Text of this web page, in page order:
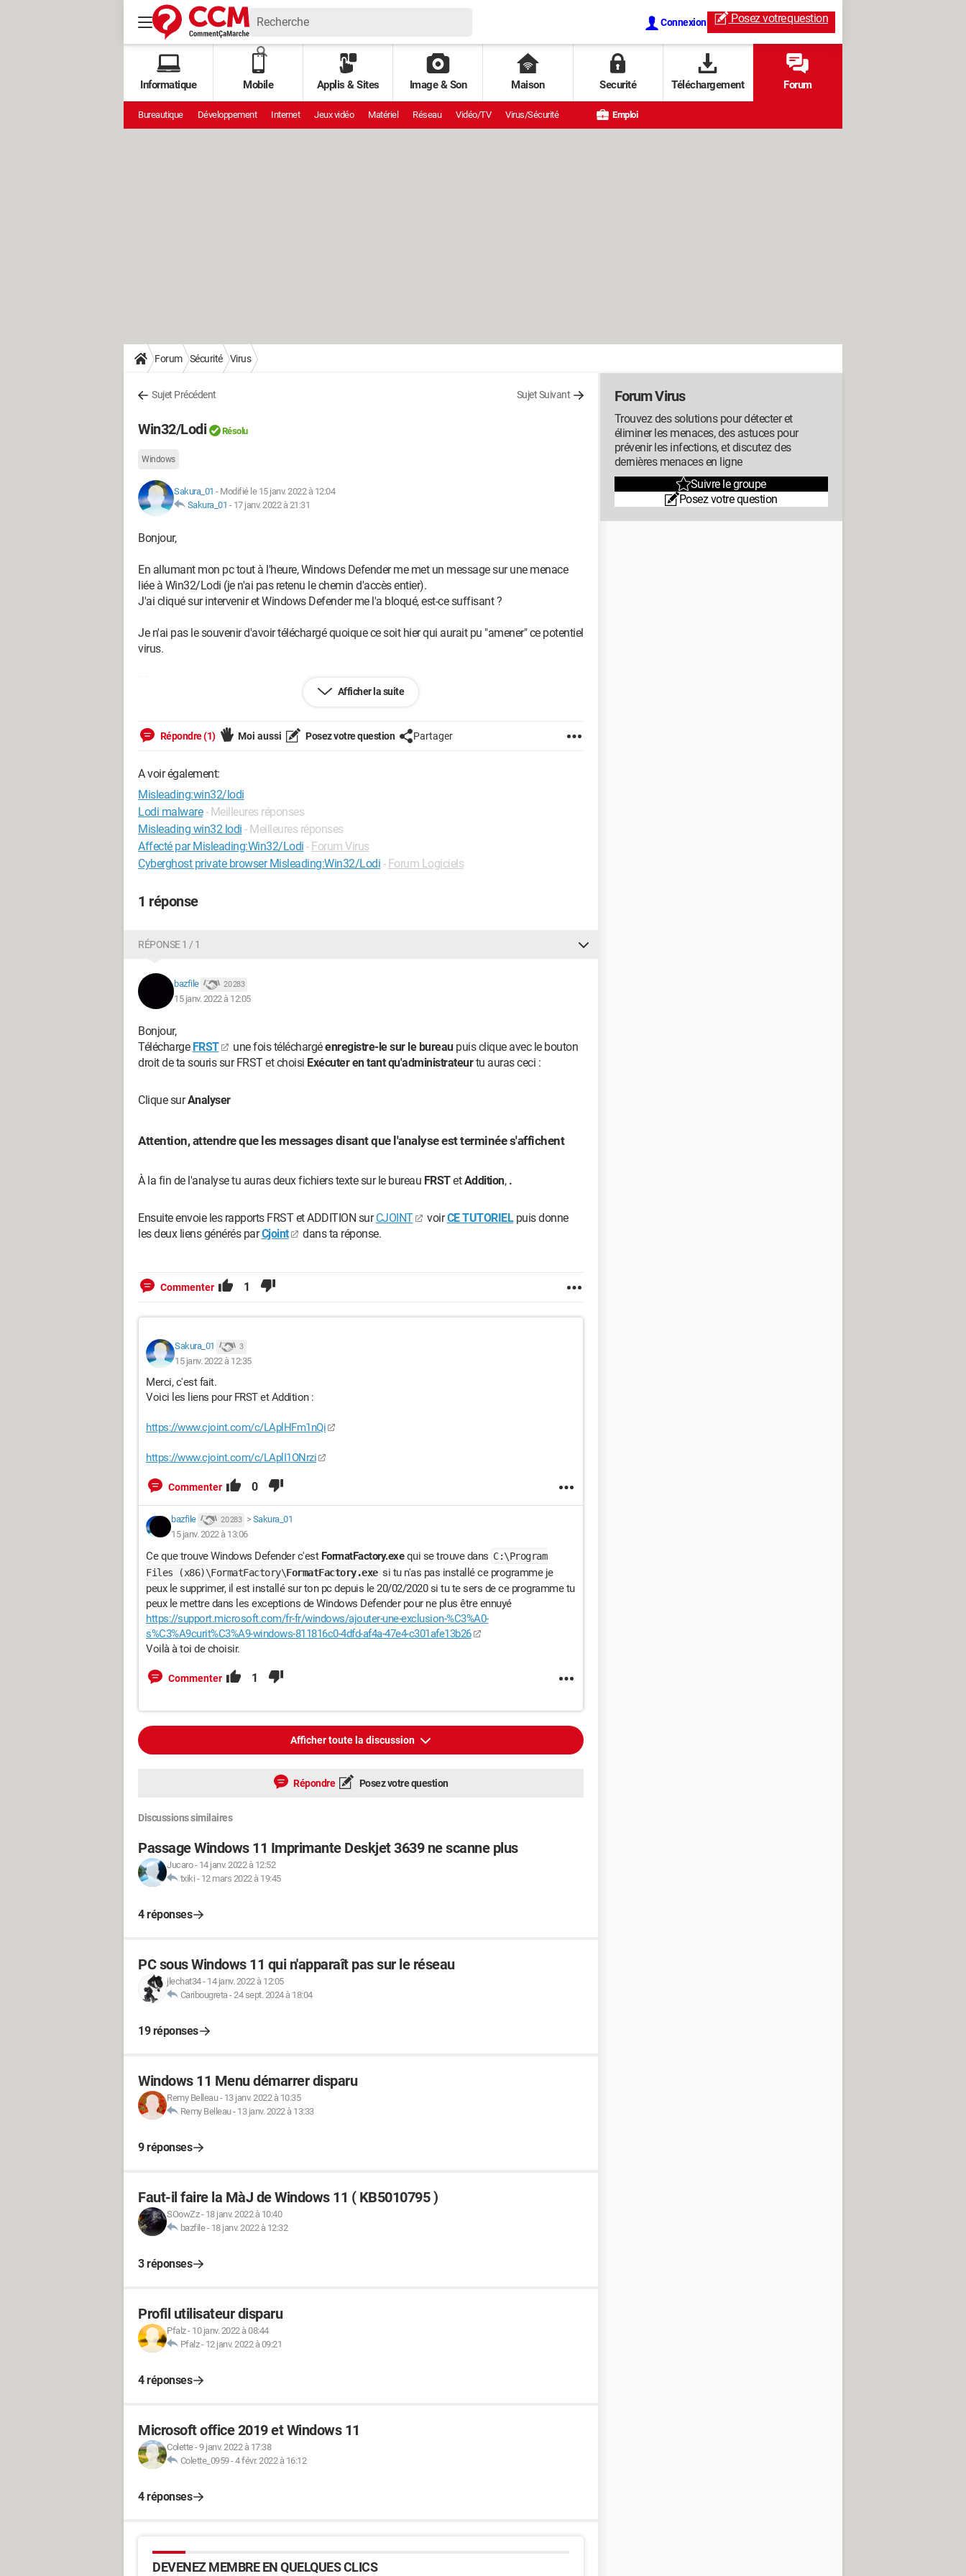
Connexion Posez votrequestion
Informatique Mobile Applis & Sites Image & Son Maison Securité Téléchargement Forum
Bureautique Développement Internet Jeux vidéo Matériel Réseau Vidéo/TV Virus/Sécurité Emploi
Forum Sécurité Virus
Sujet Précédent Sujet Suivant
Win32/Lodi Résolu
Windows
Sakura_01 - Modifié le 15 janv. 2022 à 12:04
Sakura_01 - 17 janv. 2022 à 21:31
Bonjour,
En allumant mon pc tout à l'heure, Windows Defender me met un message sur une menace
liée à Win32/Lodi (je n'ai pas retenu le chemin d'accès entier).
J'ai cliqué sur intervenir et Windows Defender me l'a bloqué, est-ce suffisant ?
Je n'ai pas le souvenir d'avoir téléchargé quoique ce soit hier qui aurait pu "amener" ce potentiel
virus.
Configuration:Windows / Firefox 96.0
Afficher la suite
Répondre (1) Moi aussi Posez votre question Partager
A voir également:
Misleading:win32/lodi
Lodi malware - Meilleures réponses
Misleading win32 lodi - Meilleures réponses
Affecté par Misleading:Win32/Lodi - Forum Virus
Cyberghost private browser Misleading:Win32/Lodi - Forum Logiciels
1 réponse
RÉPONSE 1 / 1
bazfile 20 283
15 janv. 2022 à 12:05
Bonjour,
Télécharge FRST une fois téléchargéenregistre-le sur le bureaupuis clique avec le bouton
droit de ta souris sur FRST et choisi Exécuter en tant qu'administrateurtu auras ceci :
Clique surAnalyser
Attention, attendre que les messages disant que l'analyse est terminée s'affichent
À la fin de l'analyse tu auras deux fichiers texte sur le bureau FRSTetAddition, .
Ensuite envoie les rapports FRST et ADDITION surCJOINT voirCE TUTORIELpuis donne
les deux liens générés parCjoint dans ta réponse.
Commenter 1
Sakura_01 3
15 janv. 2022 à 12:35
Merci, c'est fait.
Voici les liens pour FRST et Addition :
https://www.cjoint.com/c/LAplHFm1nQi
https://www.cjoint.com/c/LAplI1ONrzi
Commenter 0
bazfile 20 283 > Sakura_01
15 janv. 2022 à 13:06
Ce que trouve Windows Defender c'est FormatFactory.exequi se trouve dans C:\Program
Files (x86)\FormatFactory\FormatFactory.exe si tu n'as pas installé ce programme je
peux le supprimer, il est installé sur ton pc depuis le 20/02/2020 si tu te sers de ce programme tu
peux le mettre dans les exceptions de Windows Defender pour ne plus être ennuyé
https://support.microsoft.com/fr-fr/windows/ajouter-une-exclusion-%C3%A0-
s%C3%A9curit%C3%A9-windows-811816c0-4dfd-af4a-47e4-c301afe13b26
Voilà à toi de choisir.
Commenter 1
Afficher toute la discussion
Répondre Posez votre question
Discussions similaires
Passage Windows 11 Imprimante Deskjet 3639 ne scanne plus
Jucaro- 14 janv. 2022 à 12:52
txiki - 12 mars 2022 à 19:45
4 réponses
PC sous Windows 11 qui n'apparaît pas sur le réseau
jlechat34- 14 janv. 2022 à 12:05
Caribougreta -24 sept. 2024 à 18:04
19 réponses
Windows 11 Menu démarrer disparu
Remy Belleau- 13 janv. 2022 à 10:35
Remy Belleau- 13 janv. 2022 à 13:33
9 réponses
Faut-il faire la MàJ de Windows 11 ( KB5010795 )
SOowZz- 18 janv. 2022 à 10:40
bazfile- 18 janv. 2022 à 12:32
3 réponses
Profil utilisateur disparu
Pfalz- 10 janv. 2022 à 08:44
Pfalz- 12 janv. 2022 à 09:21
4 réponses
Microsoft office 2019 et Windows 11
Colette-9 janv. 2022 à 17:38
Colette_0959-4 févr. 2022 à 16:12
4 réponses
DEVENEZ MEMBRE EN QUELQUES CLICS
Forum Virus
Trouvez des solutions pour détecter et
éliminer les menaces, des astuces pour
prévenir les infections, et discutez des
dernières menaces en ligne
Suivre le groupe
Posez votre question